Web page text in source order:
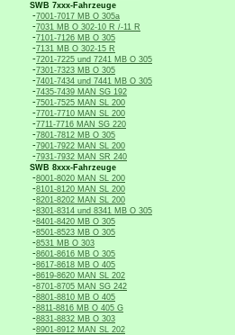
SWB 7xxx-Fahrzeuge
-7001-7017 MB O 305a
-7031 MB O 302-10 R /-11 R
-7101-7126 MB O 305
-7131 MB O 302-15 R
-7201-7225 und 7241 MB O 305
-7301-7323 MB O 305
-7401-7434 und 7441 MB O 305
-7435-7439 MAN SG 192
-7501-7525 MAN SL 200
-7701-7710 MAN SL 200
-7711-7716 MAN SG 220
-7801-7812 MB O 305
-7901-7922 MAN SL 200
-7931-7932 MAN SR 240
SWB 8xxx-Fahrzeuge
-8001-8020 MAN SL 200
-8101-8120 MAN SL 200
-8201-8202 MAN SL 200
-8301-8314 und 8341 MB O 305
-8401-8420 MB O 305
-8501-8523 MB O 305
-8531 MB O 303
-8601-8616 MB O 305
-8617-8618 MB O 405
-8619-8620 MAN SL 202
-8701-8705 MAN SG 242
-8801-8810 MB O 405
-8811-8816 MB O 405 G
-8831-8832 MB O 303
-8901-8912 MAN SL 202